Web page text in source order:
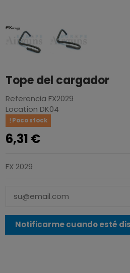
Tope del cargador
Referencia FX2029
Location DK04
Poco stock
6,31 €
FX 2029